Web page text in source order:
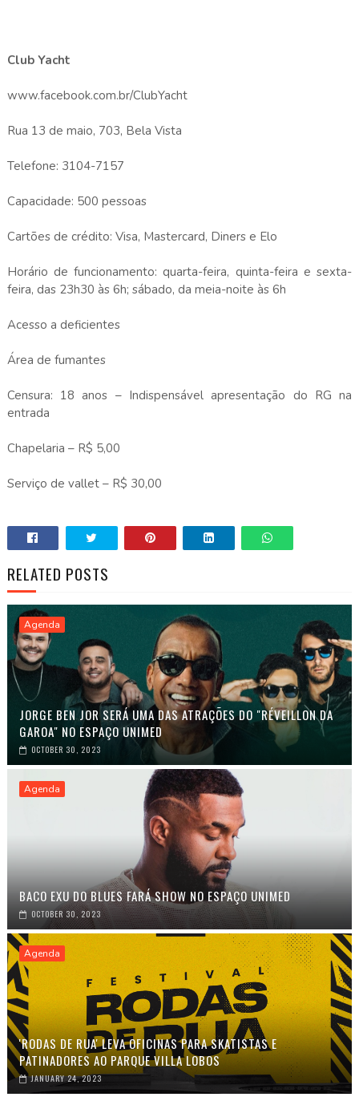
Club Yacht
www.facebook.com.br/ClubYacht
Rua 13 de maio, 703, Bela Vista
Telefone: 3104-7157
Capacidade: 500 pessoas
Cartões de crédito: Visa, Mastercard, Diners e Elo
Horário de funcionamento: quarta-feira, quinta-feira e sexta-
feira, das 23h30 às 6h; sábado, da meia-noite às 6h
Acesso a deficientes
Área de fumantes
Censura: 18 anos – Indispensável apresentação do RG na
entrada
Chapelaria – R$ 5,00
Serviço de vallet – R$ 30,00
RELATED POSTS
Agenda
JORGE BEN JOR SERÁ UMA DAS ATRAÇÕES DO "RÉVEILLON DA
GAROA" NO ESPAÇO UNIMED
OCTOBER 30, 2023
Agenda
BACO EXU DO BLUES FARÁ SHOW NO ESPAÇO UNIMED
OCTOBER 30, 2023
Agenda
'RODAS DE RUA' LEVA OFICINAS PARA SKATISTAS E
PATINADORES AO PARQUE VILLA LOBOS
JANUARY 24, 2023